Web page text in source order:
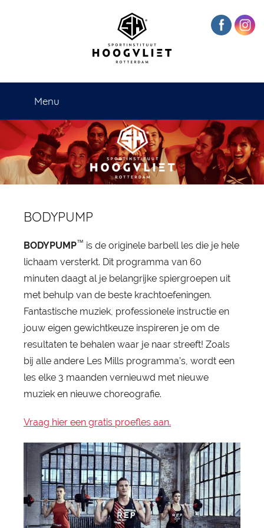
Sportinstituut
Hoogvliet
Rotterdam
Menu
BODYPUMP
BODYPUMP™ is de originele barbell les die je hele
lichaam versterkt. Dit programma van 60
minuten daagt al je belangrijke spiergroepen uit
met behulp van de beste krachtoefeningen.
Fantastische muziek, professionele instructie en
jouw eigen gewichtkeuze inspireren je om de
resultaten te behalen waar je naar streeft! Zoals
bij alle andere Les Mills programma’s, wordt een
les elke 3 maanden vernieuwd met nieuwe
muziek en nieuwe choreografie.
Vraag hier een gratis proefles aan.